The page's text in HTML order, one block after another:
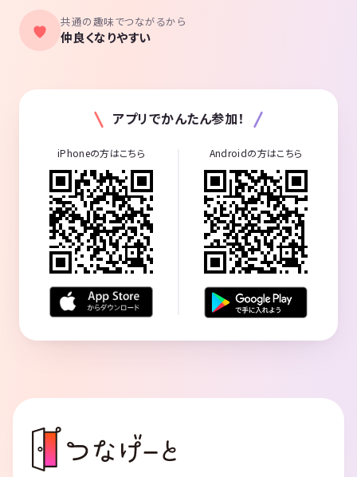
＝＝＝＝＝＝＝＝＝＝＝＝＝＝＝＝＝＝＝＝＝＝＝＝
※下記をお守り頂けない際は、場合によっては警告・退会頂くことがご
・マナーを守れない方
・宗教やネットワークビジネスの勧誘
・他者が迷惑だと感じることを行う方
・ハラスメントおよび過度な言動や行為
～今後の活動予定～
【活動場所】
市内運動施設
〇屋内種目
・フットサル
・バレーボール
・バスケットボール
共通の趣味でつながるから
仲良くなりやすい
アプリでかんたん参加！
iPhoneの方はこちら Androidの方はこちら